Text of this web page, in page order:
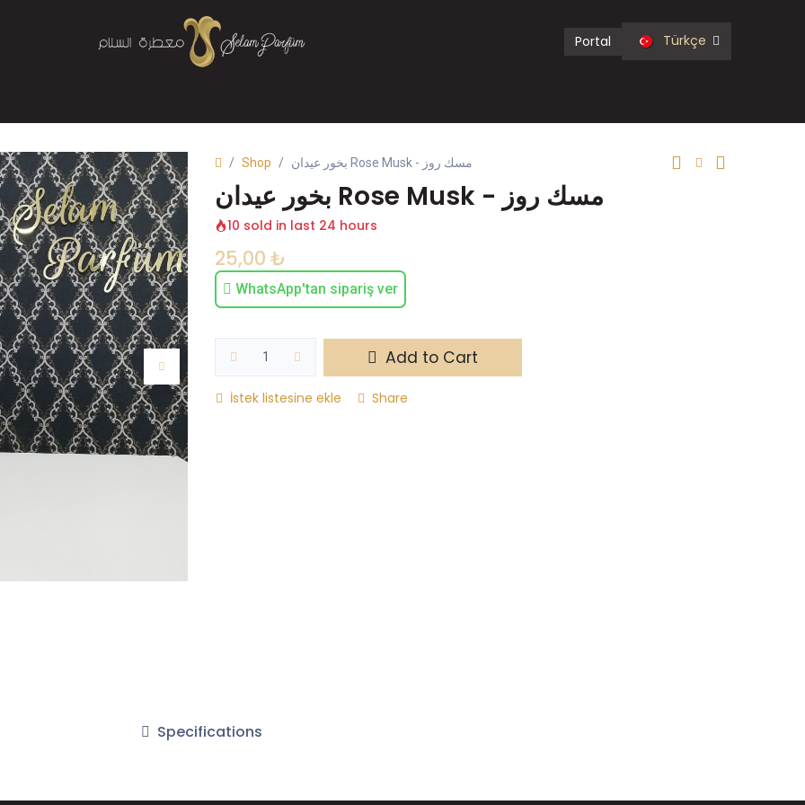
Portal Türkçe
Shop بخور عيدان Rose Musk - مسك روز
بخور عيدان Rose Musk - مسك روز
10 sold in last 24 hours
25,00 ₺
WhatsApp'tan sipariş ver
Add to Cart
İstek listesine ekle Share
Specifications